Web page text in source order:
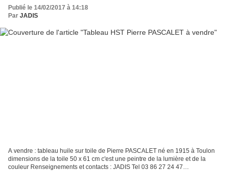
Publié le 14/02/2017 à 14:18
Par JADIS
A vendre : tableau huile sur toile de Pierre PASCALET né en 1915 à Toulon
dimensions de la toile 50 x 61 cm c'est une peintre de la lumière et de la
couleur Renseignements et contacts : JADIS Tel 03 86 27 24 47